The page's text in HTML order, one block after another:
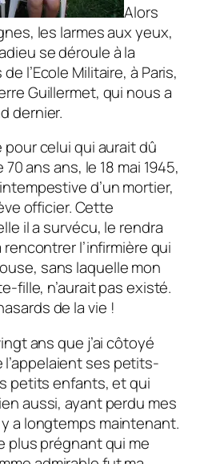
Alors
les larmes aux yeux,
se déroule à la
l’Ecole Militaire, à Paris,
Guillermet, qui nous a
dernier.
pour celui qui aurait dû
ans ans, le 18 mai 1945,
d’un mortier,
officier. Cette
il a survécu, le rendra
l’infirmière qui
sans laquelle mon
fille, n’aurait pas existé.
de la vie !
ans que j’ai côtoyé
l’appelaient ses petits-
petits enfants, et qui
aussi, ayant perdu mes
a longtemps maintenant.
plus prégnant qui me